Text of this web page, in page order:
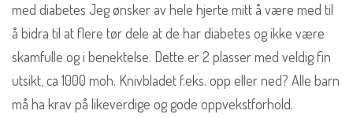
med diabetes Jeg ønsker av hele hjerte mitt å være med til
å bidra til at flere tør dele at de har diabetes og ikke være
skamfulle og i benektelse. Dette er 2 plasser med veldig fin
utsikt, ca 1000 moh. Knivbladet f.eks. opp eller ned? Alle barn
må ha krav på likeverdige og gode oppvekstforhold.